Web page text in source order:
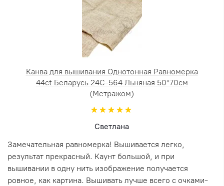
Канва для вышивания Однотонная Равномерка
44ct Беларусь 24С-564 Льняная 50*70см
(Метражом)
Светлана
Замечательная равномерка! Вышивается легко,
результат прекрасный. Каунт большой, и при
вышивании в одну нить изображение получается
ровное, как картина. Вышивать лучше всего с очками-